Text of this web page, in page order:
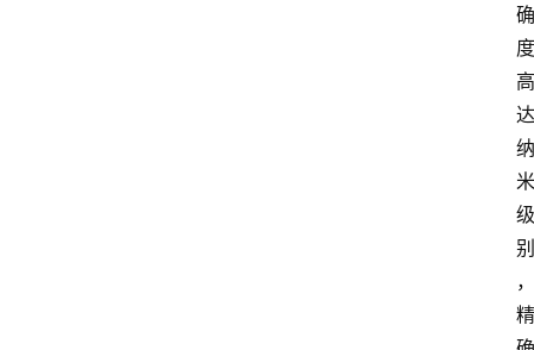
确
度
高
达
纳
米
级
别
，
精